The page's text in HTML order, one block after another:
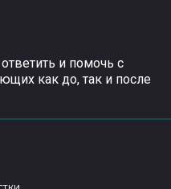
и помочь с
как до, так и после